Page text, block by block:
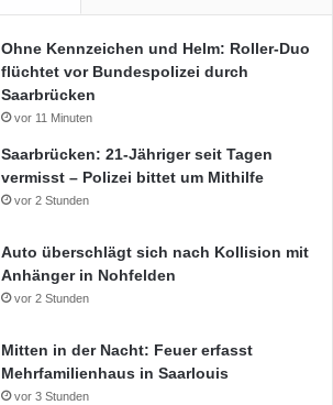
Ohne Kennzeichen und Helm: Roller-Duo
flüchtet vor Bundespolizei durch
Saarbrücken
vor 11 Minuten
Saarbrücken: 21-Jähriger seit Tagen
vermisst – Polizei bittet um Mithilfe
vor 2 Stunden
Auto überschlägt sich nach Kollision mit
Anhänger in Nohfelden
vor 2 Stunden
Mitten in der Nacht: Feuer erfasst
Mehrfamilienhaus in Saarlouis
vor 3 Stunden